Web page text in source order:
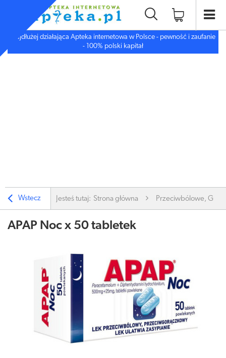
Najdłużej działająca Apteka internetowa w Polsce - pewność i zaufanie
- 100% polski kapitał
Wstecz Jesteś tutaj: Strona główna Przeciwbólowe,
APAP Noc x 50 tabletek